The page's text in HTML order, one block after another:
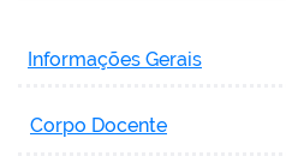
Informações Gerais
Corpo Docente